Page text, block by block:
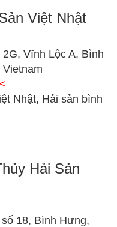
Việt Nhật
Vĩnh Lộc A, Bình
Nhật, Hải sản bình
Hải Sản
18, Bình Hưng,